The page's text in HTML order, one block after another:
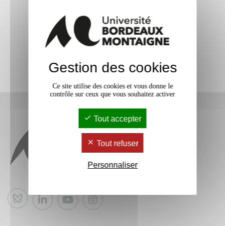
Bluesky
Gestion des cookies
Ce site utilise des cookies et vous donne le
contrôle sur ceux que vous souhaitez activer
Tout accepter
Tout refuser
Personnaliser